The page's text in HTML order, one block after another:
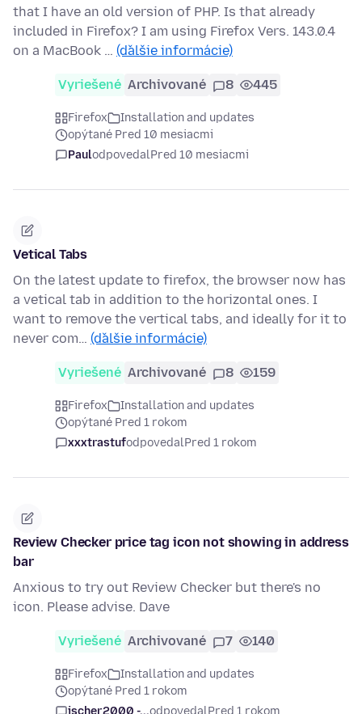
that I have an old version of PHP. Is that already
included in Firefox? I am using Firefox Vers. 143.0.4
on a MacBook … (ďalšie informácie)
Vyriešené Archivované 8 445
Firefox
Installation and updates
opýtané Pred 10 mesiacmi
PaulodpovedalPred 10 mesiacmi
Vetical Tabs
On the latest update to firefox, the browser now has
a vetical tab in addition to the horizontal ones. I
want to remove the vertical tabs, and ideally for it to
never com… (ďalšie informácie)
Vyriešené Archivované 8 159
Firefox
Installation and updates
opýtané Pred 1 rokom
xxxtrastufodpovedalPred 1 rokom
Review Checker price tag icon not showing in address
bar
Anxious to try out Review Checker but there's no
icon. Please advise. Dave
Vyriešené Archivované 7 140
Firefox
Installation and updates
opýtané Pred 1 rokom